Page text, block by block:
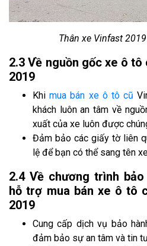
Thân xe Vinfast
2.3 Về nguồn gốc xe ô
2019
Khimua bán xe ô tô cũ
khách luôn an tâm về
xuất của xe luôn được
Đảm bảo các giấy tờ liên
lệ để bạn có thể sang tên
2.4 Về chương trình
hỗ trợ mua bán xe ô tô
2019
Cung cấp dịch vụ bảo
đảm bảo sự an tâm và tin